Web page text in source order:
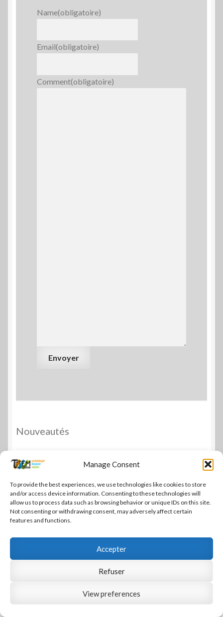
Manage Consent
To provide the best experiences, we use technologies like cookies to store
and/or access device information. Consenting to these technologies will
allow us to process data such as browsing behavior or unique IDs on this site.
Not consenting or withdrawing consent, may adversely affect certain
features and functions.
Accepter
Refuser
View preferences
Name(obligatoire)
Email(obligatoire)
Comment(obligatoire)
Envoyer
Nouveautés
L'Aurochs, symbole de Lascaux
15,00€
Carnet de voyage. Dans la vallée de Cro-Magnon
27,00€
À la recherche de Sapiens et notre humanité
À la recherche de l'altérité, Néandertal, elles et
Recherche
Recherche